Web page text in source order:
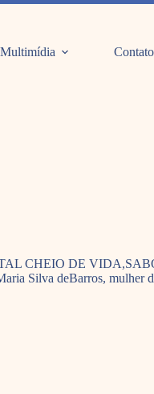
Multimídia Contato
CHEIO DE
Silva deBarros, mulher